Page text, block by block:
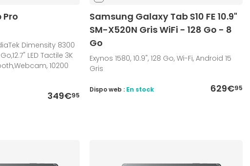
Pro
Dimensity 8300
LED Tactile 3K
10200
349€95
Samsung Galaxy Tab S10 FE 10.9"
SM-X520N Gris WiFi - 128 Go - 8
Go
Exynos 1580, 10.9", 128 Go, Wi-Fi, Android 15
Gris
629€95
Dispo web : En stock